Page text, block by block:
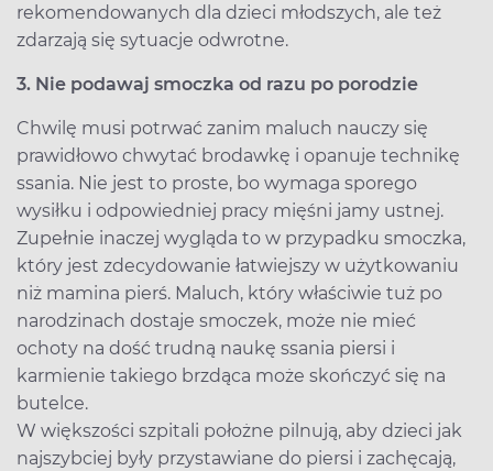
rekomendowanych dla dzieci młodszych, ale też
zdarzają się sytuacje odwrotne.
3. Nie podawaj smoczka od razu po porodzie
Chwilę musi potrwać zanim maluch nauczy się
prawidłowo chwytać brodawkę i opanuje technikę
ssania. Nie jest to proste, bo wymaga sporego
wysiłku i odpowiedniej pracy mięśni jamy ustnej.
Zupełnie inaczej wygląda to w przypadku smoczka,
który jest zdecydowanie łatwiejszy w użytkowaniu
niż mamina pierś. Maluch, który właściwie tuż po
narodzinach dostaje smoczek, może nie mieć
ochoty na dość trudną naukę ssania piersi i
karmienie takiego brzdąca może skończyć się na
butelce.
W większości szpitali położne pilnują, aby dzieci jak
najszybciej były przystawiane do piersi i zachęcają,